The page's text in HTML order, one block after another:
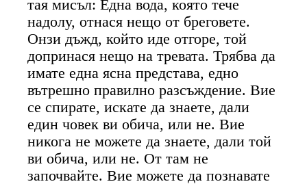
тая мисъл: Една вода, която тече
надолу, отнася нещо от бреговете.
Онзи дъжд, който иде отгоре, той
допринася нещо на тревата. Трябва да
имате една ясна представа, едно
вътрешно правилно разсъждение. Вие
се спирате, искате да знаете, дали
един човек ви обича, или не. Вие
никога не можете да знаете, дали той
ви обича, или не. От там не
започвайте. Вие можете да познавате